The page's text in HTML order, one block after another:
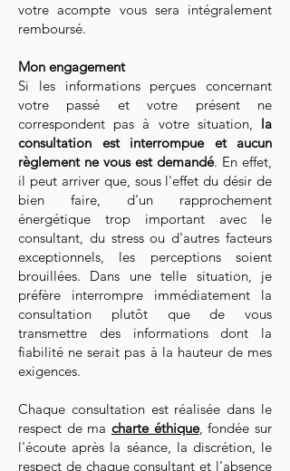
votre acompte vous sera intégralement
remboursé.
Mon engagement
Si les informations perçues concernant
votre passé et votre présent ne
correspondent pas à votre situation, la
consultation est interrompue et aucun
règlement ne vous est demandé. En effet,
il peut arriver que, sous l'effet du désir de
bien faire, d'un rapprochement
énergétique trop important avec le
consultant, du stress ou d'autres facteurs
exceptionnels, les perceptions soient
brouillées. Dans une telle situation, je
préfère interrompre immédiatement la
consultation plutôt que de vous
transmettre des informations dont la
fiabilité ne serait pas à la hauteur de mes
exigences.
​Chaque consultation est réalisée dans le
respect de ma charte éthique, fondée sur
l'écoute après la séance, la discrétion, le
respect de chaque consultant et l'absence